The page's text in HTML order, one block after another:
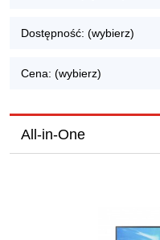
Dostępność: (wybierz)
Cena: (wybierz)
All-in-One